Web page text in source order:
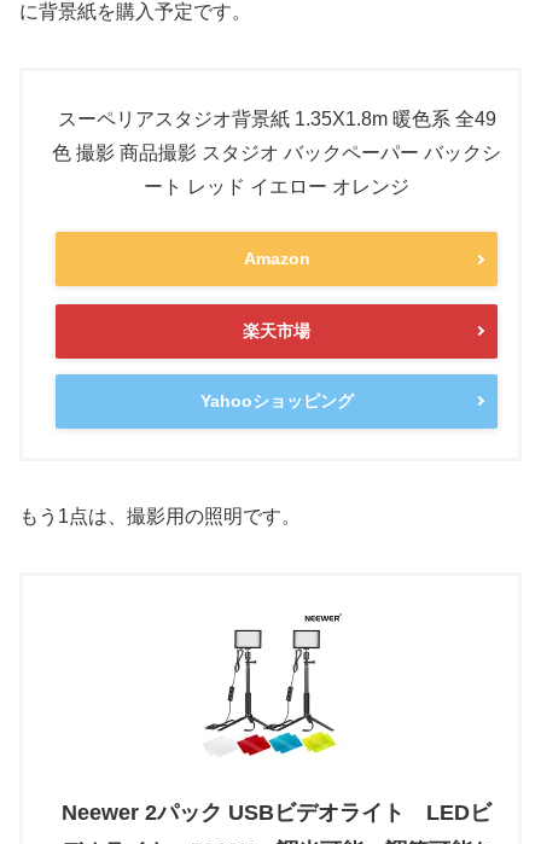
に背景紙を購入予定です。
スーペリアスタジオ背景紙 1.35X1.8m 暖色系 全49
色 撮影 商品撮影 スタジオ バックペーパー バックシ
ート レッド イエロー オレンジ
Amazon
楽天市場
Yahooショッピング
もう1点は、撮影用の照明です。
Neewer 2パック USBビデオライト LEDビ